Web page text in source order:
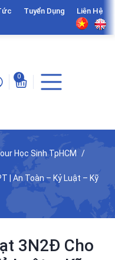
Tuyển Dụng Liên Hệ
0
Học Sinh TpHCM
| An Toàn – Kỷ Luật – Kỹ
3N2Đ Cho